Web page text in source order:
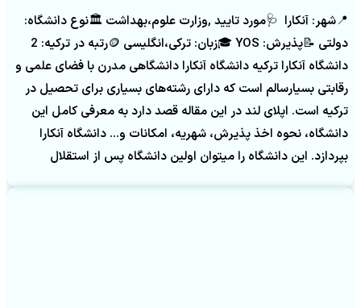
📍شهر: آنکارا 🩺مورد تایید ,وزارت علوم،بهداشت 🏛️نوع دانشگاه:
دولتی 📝پذیرش: YOS 🎓زبان: ترکی،انگلیسی 🪙رتبه در ترکیه: 2
دانشگاه آنکارا ترکیه دانشگاه آنکارا دانشگاهی مدرن با فضای علمی و
رقابتی بسیارسالم است که دارای رشته‌های بسیاری برای تحصیل در
ترکیه است. اپلای لند در این مقاله قصد دارد به معرفی کامل این
دانشگاه، نحوه اخذ پذیرش، شهریه، امکانات و… دانشگاه آنکارا
بپردازد. این دانشگاه را میتوان اولین دانشگاه پس از استقلال